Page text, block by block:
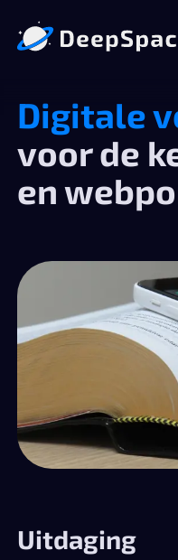
Digitale
voor de
en
Uitdaging